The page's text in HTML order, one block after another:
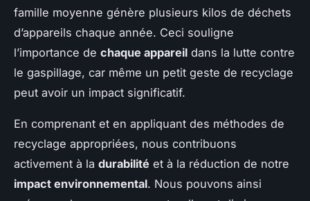
famille moyenne génère plusieurs kilos de déchets
d’appareils chaque année. Ceci souligne
l’importance de chaque appareil dans la lutte contre
le gaspillage, car même un petit geste de recyclage
peut avoir un impact significatif.
En comprenant et en appliquant des méthodes de
recyclage appropriées, nous contribuons
activement à la durabilité et à la réduction de notre
impact environnemental. Nous pouvons ainsi